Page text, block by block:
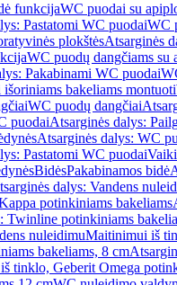
funkcijaWC puodai su
Pastatomi WC puodaiWC
plokštėsAtsarginės
WC puodų dangčiams
Pakabinami WC puodai
bakeliams montuoti
WC puodų dangčiai
puodaiAtsarginės dalys:
Atsarginės dalys: WC
Pastatomi WC puodai
BidėsPakabinamos bidė
dalys: Vandens
potinkiniams bakeliams
Twinline potinkiniams
nuleidimuMaitinimui iš
bakeliams, 8 cm
tinklo, Geberit Omega